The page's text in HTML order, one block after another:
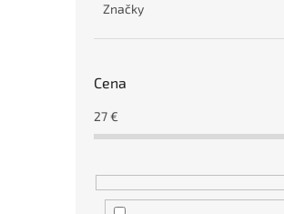
Značky
Cena
27€